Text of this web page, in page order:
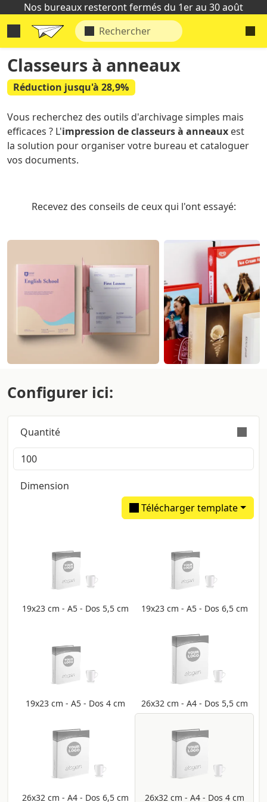
Nos bureaux resteront fermés du 1er au 30 août
Classeurs à anneaux
Réduction jusqu'à 28,9%
Vous recherchez des outils d'archivage simples mais
efficaces ? L'impression de classeurs à anneaux est
la solution pour organiser votre bureau et cataloguer
vos documents.
Recevez des conseils de ceux qui l'ont essayé:
Configurer ici:
Quantité
La commande est effectuée valablement avec une
tolérance sur la quantité de +/- 5%
Dimension
Télécharger template
19x23 cm - A5 - Dos 5,5 cm 19x23 cm - A5 - Dos 6,5 cm
19x23 cm - A5 - Dos 4 cm 26x32 cm - A4 - Dos 5,5 cm
26x32 cm - A4 - Dos 6,5 cm 26x32 cm - A4 - Dos 4 cm